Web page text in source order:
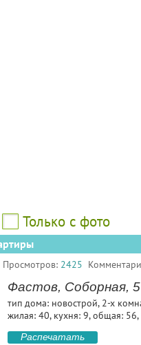
Только с фото
Просмотров: 2425
Фастов, Соборная,
тип дома: новострой, 2-х
жилая: 40, кухня: 9, общая:
Распечатать